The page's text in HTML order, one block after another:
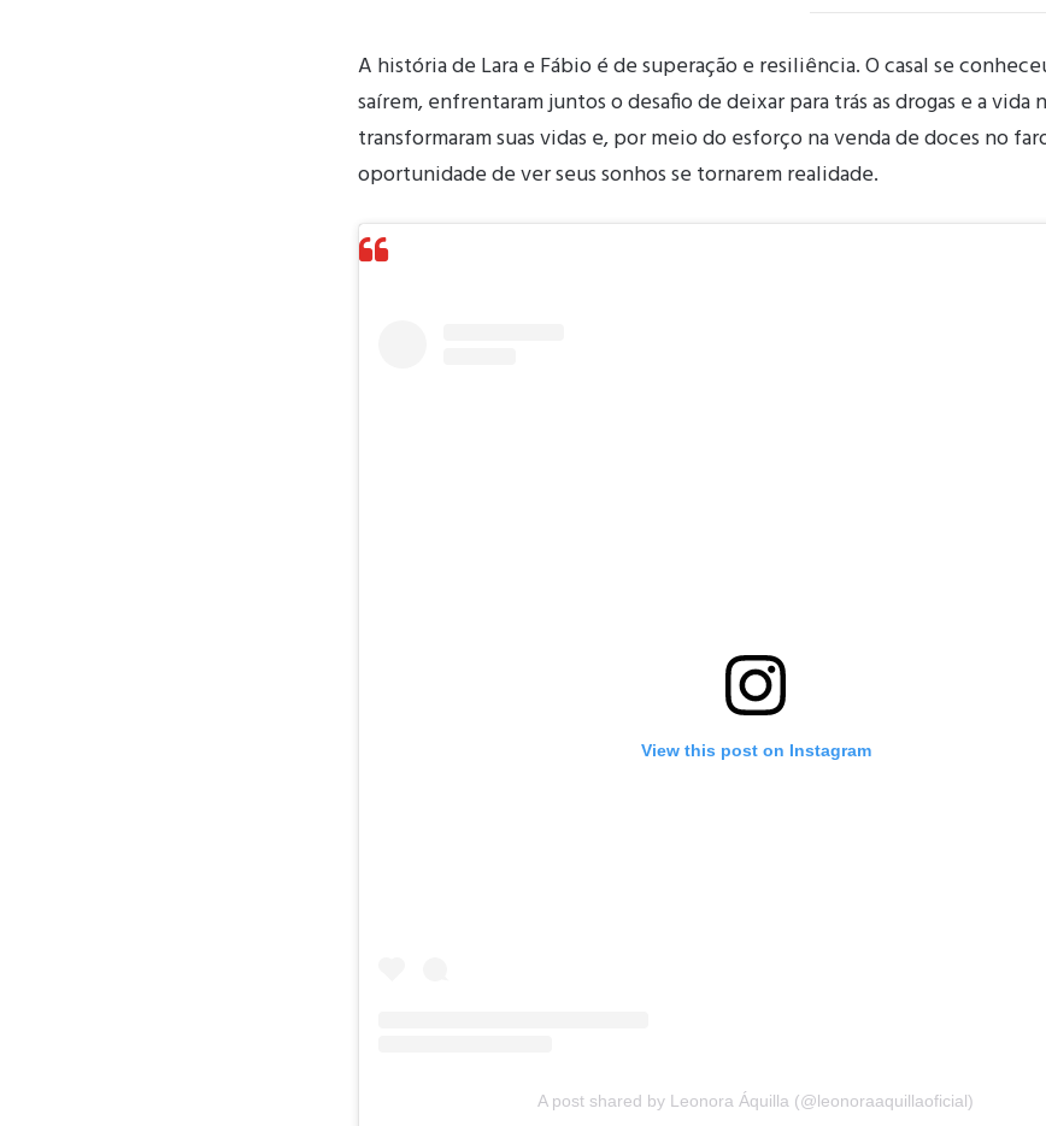
A história de Lara e Fábio é de superação e resiliência. O casal se
saírem, enfrentaram juntos o desafio de deixar para trás as drogas e a vida
transformaram suas vidas e, por meio do esforço na venda de doces no
oportunidade de ver seus sonhos se tornarem realidade.
View this post on Instagram
A post shared by Leonora Áquilla (@leonoraaquillaoficial)